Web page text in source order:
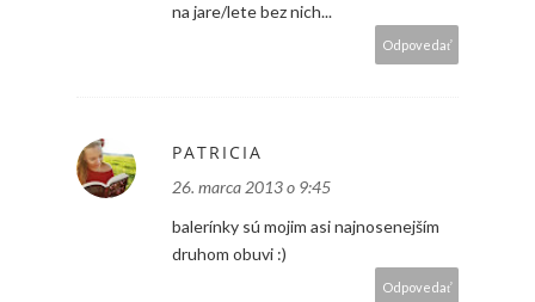
na jare/lete bez nich...
Odpovedať
PATRICIA
26. marca 2013 o 9:45
balerínky sú mojim asi najnosenejším
druhom obuvi :)
Odpovedať